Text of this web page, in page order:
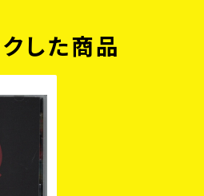
した商品